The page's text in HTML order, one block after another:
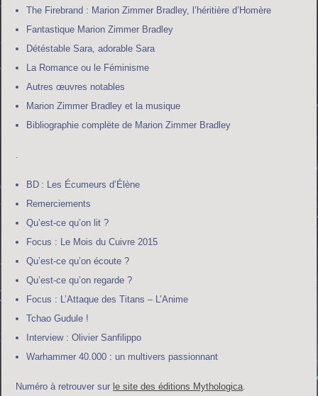
The Firebrand : Marion Zimmer Bradley, l’héritière d’Homère
Fantastique Marion Zimmer Bradley
Détéstable Sara, adorable Sara
La Romance ou le Féminisme
Autres œuvres notables
Marion Zimmer Bradley et la musique
Bibliographie complète de Marion Zimmer Bradley
BD : Les Écumeurs d’Élène
Remerciements
Qu’est-ce qu’on lit ?
Focus : Le Mois du Cuivre 2015
Qu’est-ce qu’on écoute ?
Qu’est-ce qu’on regarde ?
Focus : L’Attaque des Titans – L’Anime
Tchao Gudule !
Interview : Olivier Sanfilippo
Warhammer 40.000 : un multivers passionnant
Numéro à retrouver sur le site des éditions Mythologica